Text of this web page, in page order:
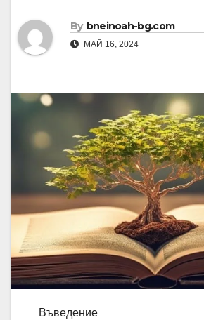
By bneinoah-bg.com
МАЙ 16, 2024
Въведение